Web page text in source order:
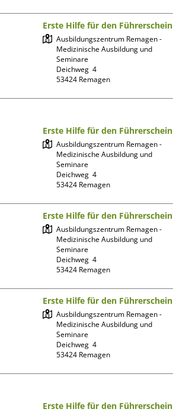
Erste Hilfe für den Führerschein
Ausbildungszentrum Remagen -
Medizinische Ausbildung und
Seminare
Deichweg  4
53424 Remagen
Erste Hilfe für den Führerschein
Ausbildungszentrum Remagen -
Medizinische Ausbildung und
Seminare
Deichweg  4
53424 Remagen
Erste Hilfe für den Führerschein
Ausbildungszentrum Remagen -
Medizinische Ausbildung und
Seminare
Deichweg  4
53424 Remagen
Erste Hilfe für den Führerschein
Ausbildungszentrum Remagen -
Medizinische Ausbildung und
Seminare
Deichweg  4
53424 Remagen
Erste Hilfe für den Führerschein